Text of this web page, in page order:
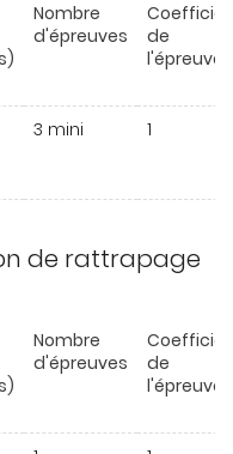
Nombre
d'épreuves
de
l'épreuve
3 mini 1
de rattrapage
Nombre
d'épreuves
de
l'épreuve